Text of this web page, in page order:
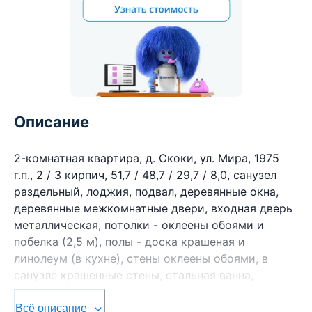
Описание
2-комнатная квартира, д. Скоки, ул. Мира, 1975
г.п., 2 / 3 кирпич, 51,7 / 48,7 / 29,7 / 8,0, санузел
раздельный, лоджия, подвал, деревянные окна,
деревянные межкомнатные двери, входная дверь
металлическая, потолки - оклеены обоями и
побелка (2,5 м), полы - доска крашеная и
линолеум (в кухне), стены оклеены обоями, в
санузле крашенные стены, стальная ванна,
газовая колонка в кухне, телефон. Кухонный
гарнитур, газовая плита. Квартира в жилом
Всё описание